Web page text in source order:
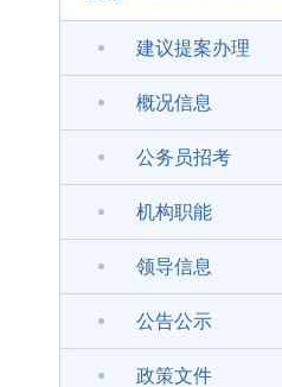
建议提案办理
概况信息
公务员招考
机构职能
领导信息
公告公示
政策文件